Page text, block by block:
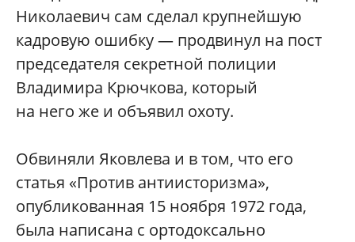
Николаевич сам сделал крупнейшую
кадровую ошибку — продвинул на пост
председателя секретной полиции
Владимира Крючкова, который
на него же и объявил охоту.
Обвиняли Яковлева и в том, что его
статья «Против антиисторизма»,
опубликованная 15 ноября 1972 года,
была написана с ортодоксально